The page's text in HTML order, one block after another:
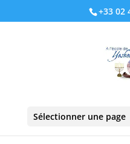
+33 02
Sélectionner une page